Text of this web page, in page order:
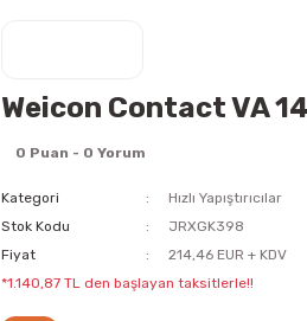
Weicon Contact VA
0 Puan - 0 Yorum
Kategori
Hızlı Yapıştırıcılar
Stok Kodu
JRXGK398
Fiyat
214,46 EUR + KDV
*1.140,87 TL den başlayan taksitlerle!!